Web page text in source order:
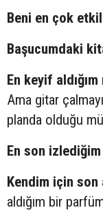
Beni en çok
Başucumdaki
En keyif
Ama gitar
planda olduğu
En son
Kendim için son
aldığım bir